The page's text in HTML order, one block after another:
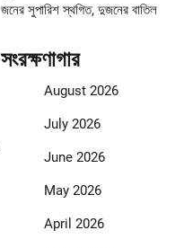
জনের সুপারিশ স্থগিত, দুজনের বাতিল
সংরক্ষণাগার
August 2026
July 2026
June 2026
May 2026
April 2026